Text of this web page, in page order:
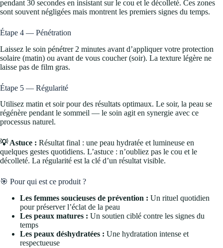
pendant 30 secondes en insistant sur le cou et le décolleté. Ces zones
sont souvent négligées mais montrent les premiers signes du temps.
Étape 4 — Pénétration
Laissez le soin pénétrer 2 minutes avant d’appliquer votre protection
solaire (matin) ou avant de vous coucher (soir). La texture légère ne
laisse pas de film gras.
Étape 5 — Régularité
Utilisez matin et soir pour des résultats optimaux. Le soir, la peau se
régénère pendant le sommeil — le soin agit en synergie avec ce
processus naturel.
💡 Astuce : Résultat final : une peau hydratée et lumineuse en
quelques gestes quotidiens. L’astuce : n’oubliez pas le cou et le
décolleté. La régularité est la clé d’un résultat visible.
🎯 Pour qui est ce produit ?
Les femmes soucieuses de prévention : Un rituel quotidien
pour préserver l’éclat de la peau
Les peaux matures : Un soutien ciblé contre les signes du
temps
Les peaux déshydratées : Une hydratation intense et
respectueuse